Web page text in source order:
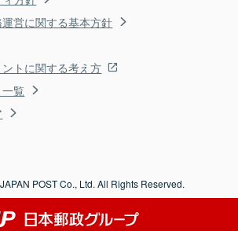
営に関する基本方針
トに関する考え方
覧
POST Co., Ltd. All Rights Reserved.